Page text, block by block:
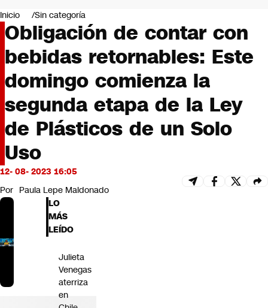
Negocios
Deportes
Programas completos
Cultura
Servicios
Bits
CNN tiempo
Futuro 360
Opinión
Inicio Sin categoría
Obligación de contar con
bebidas retornables: Este
domingo comienza la
segunda etapa de la Ley
de Plásticos de un Solo
Uso
12- 08- 2023 16:05
Por Paula Lepe Maldonado
LO
MÁS
LEÍDO
Julieta
Venegas
aterriza
en